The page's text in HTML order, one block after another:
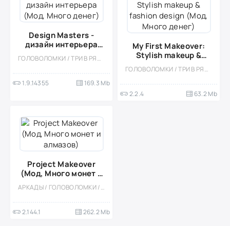
Design Masters -
дизайн интерьера
(Мод, Много денег)ГОЛОВОЛОМКИ / ТРИ В РЯД / КАЗУАЛЬНЫЕ / ОДНОПОЛЬЗОВАТЕЛЬСКИЕ / СТИЛИЗАЦИЯ / ОФЛАЙН / МОД / ВСТРОЕННЫЙ КЕШ / ДЕВОЧКАМ / СИМУЛЯТОРЫ
1.9.14355 169.3 Mb
My First Makeover:
Stylish makeup &
fashion design (Мод,
Много денег)
ГОЛОВОЛОМКИ / ТРИ В РЯД / КАЗУАЛЬНЫЕ / ОДНОПОЛЬЗОВАТЕЛЬСКИЕ / СТИЛИЗАЦИЯ / ОФЛАЙН / МОД / СИМУЛЯТОРЫ / ДЕВОЧКАМ / МАЛЕНЬКАЯ / ВСТРОЕННЫЙ КЕШ
2.2.4 63.2 Mb
Project Makeover
(Мод, Много монет и
алмазов)
АРКАДЫ / ГОЛОВОЛОМКИ / КАЗУАЛЬНЫЕ / ТРИ В РЯД / ОДНОПОЛЬЗОВАТЕЛЬСКИЕ / СТИЛИЗАЦИЯ / ОФЛАЙН
2.144.1 262.2 Mb